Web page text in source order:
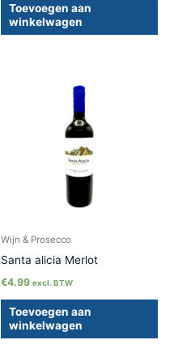
Toevoegen aan
winkelwagen
Wijn & Prosecco
Santa alicia Merlot
€4.99 excl. BTW
Toevoegen aan
winkelwagen